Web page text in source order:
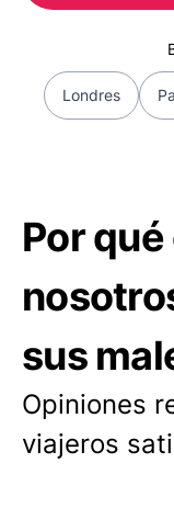
Londres
Por
sus
Opiniones
viajeros